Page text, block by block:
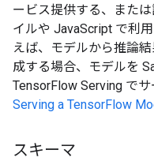
ービス提供する、また
イルや JavaScript で利
えば、モデルから推論
成する場合、モデルを
TensorFlow Serving で
Serving a TensorFlow
スキーマ